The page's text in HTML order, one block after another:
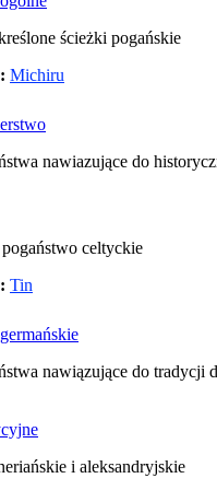
ścieżki pogańskie
Michiru
nawiazujące do
celtyckie
Tin
nawiązujące do tradycji
i aleksandryjskie